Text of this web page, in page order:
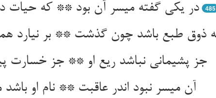
در یکی گفته میسر آن بود ** که حیات
485
جز پشیمانی نباشد ریع او ** جز خسارت